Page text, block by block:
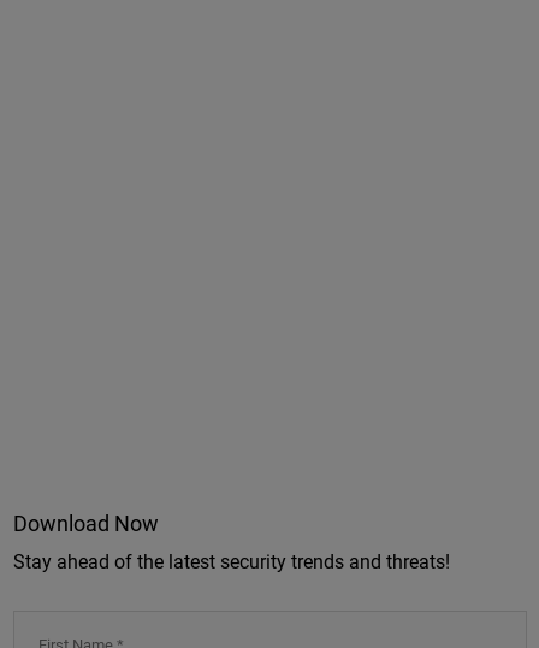
Download Now
Stay ahead of the latest security trends and threats!